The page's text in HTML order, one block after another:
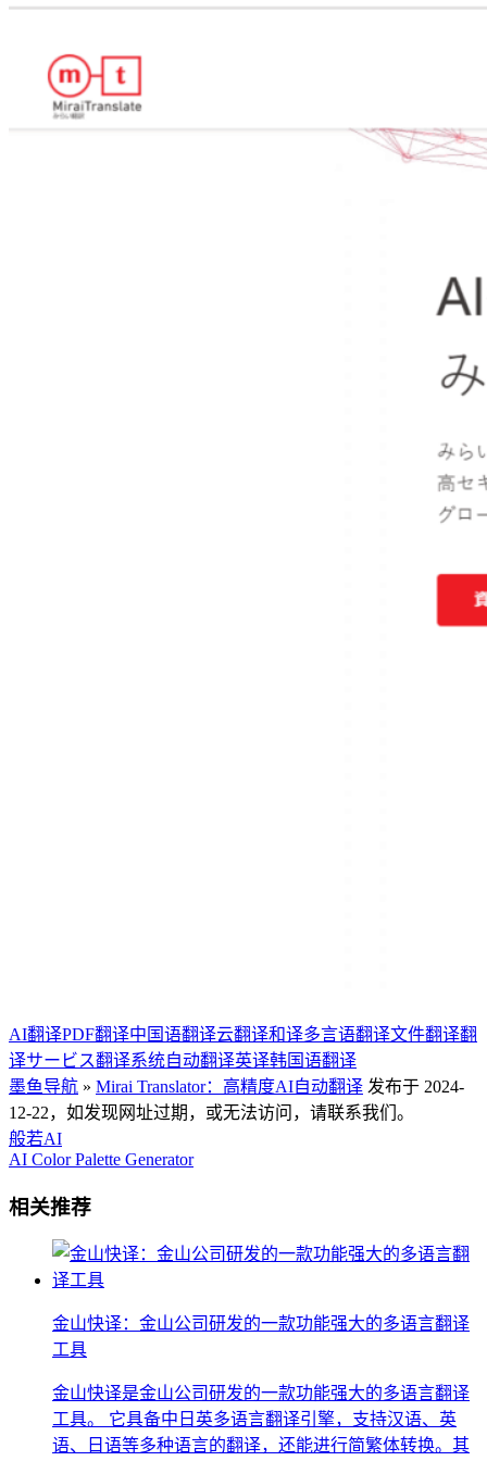
AI翻译PDF翻译中国语翻译云翻译和译多言语翻译文件翻译翻
译サービス翻译系统自动翻译英译韩国语翻译
墨鱼导航 » Mirai Translator：高精度AI自动翻译 发布于 2024-
12-22，如发现网址过期，或无法访问，请联系我们。
般若AI
AI Color Palette Generator
相关推荐
金山快译：金山公司研发的一款功能强大的多语言翻译
工具
金山快译是金山公司研发的一款功能强大的多语言翻译
工具。 它具备中日英多语言翻译引擎，支持汉语、英
语、日语等多种语言的翻译，还能进行简繁体转换。其